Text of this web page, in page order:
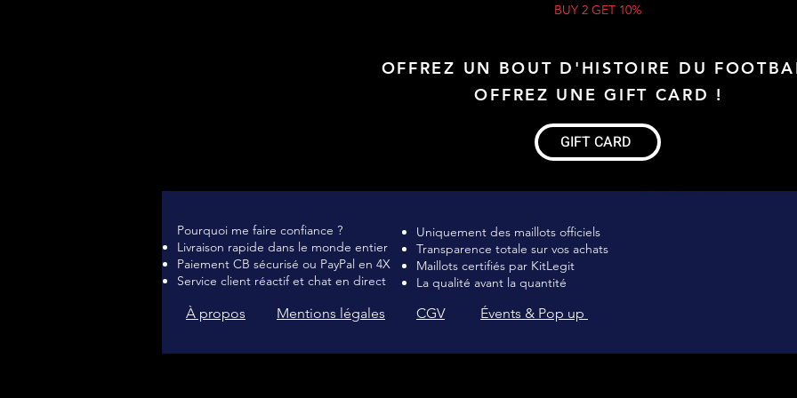
BUY 2 GET 10%
OFFREZ UN BOUT D'HISTOIRE DU
OFFREZ UNE GIFT CARD !
GIFT CARD
Pourquoi me faire confiance ?
Livraison rapide dans le monde entier
Paiement CB sécurisé ou PayPal en 4X
Service client réactif et chat en direct
Uniquement des maillots officiels
Transparence totale sur vos achats
Maillots certifiés par KitLegit
La qualité avant la quantité
À propos Mentions légales CGV Évents & Pop up